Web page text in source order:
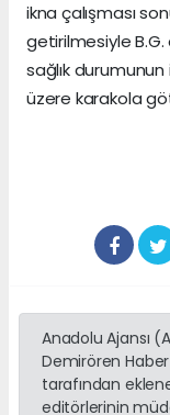
ikna çalışması
getirilmesiyle B.G.
sağlık
üzere karakola
Anadolu Ajansı
Demirören
tarafından
editörlerinin